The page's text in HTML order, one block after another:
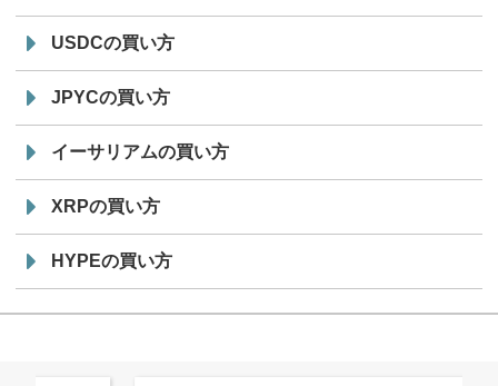
USDCの買い方
JPYCの買い方
イーサリアムの買い方
XRPの買い方
HYPEの買い方